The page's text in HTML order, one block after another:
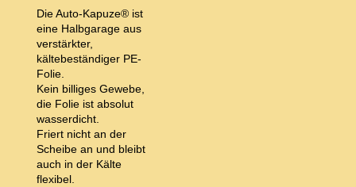
Die Auto-Kapuze® ist
eine Halbgarage aus
verstärkter,
kältebeständiger PE-
Folie.
Kein billiges Gewebe,
die Folie ist absolut
wasserdicht.
Friert nicht an der
Scheibe an und bleibt
auch in der Kälte
flexibel.